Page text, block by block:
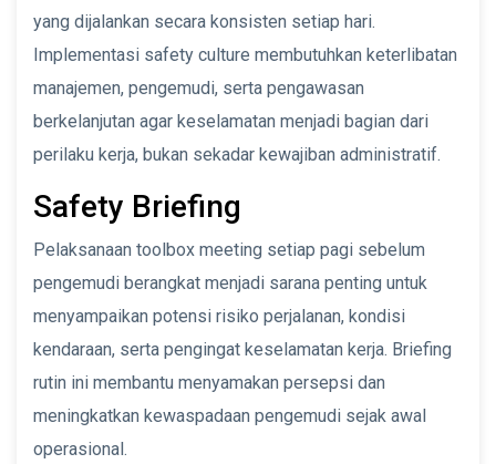
yang dijalankan secara konsisten setiap hari.
Implementasi safety culture membutuhkan keterlibatan
manajemen, pengemudi, serta pengawasan
berkelanjutan agar keselamatan menjadi bagian dari
perilaku kerja, bukan sekadar kewajiban administratif.
Safety Briefing
Pelaksanaan toolbox meeting setiap pagi sebelum
pengemudi berangkat menjadi sarana penting untuk
menyampaikan potensi risiko perjalanan, kondisi
kendaraan, serta pengingat keselamatan kerja. Briefing
rutin ini membantu menyamakan persepsi dan
meningkatkan kewaspadaan pengemudi sejak awal
operasional.